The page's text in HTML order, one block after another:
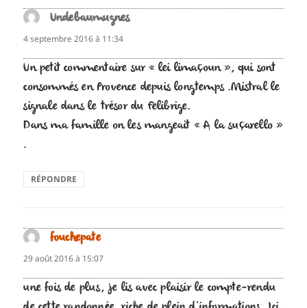
Undebaumugnesdit :
4 septembre 2016 à 11:34
Un petit commentaire sur « lei limaçoun », qui sont
consommés en Provence depuis longtemps .Mistral le
signale dans le trésor du Felibrige.
Dans ma famille on les mangeait « A la suçarello »
.
RÉPONDRE
fouchepatedit :
29 août 2016 à 15:07
une fois de plus, je lis avec plaisir le compte-rendu